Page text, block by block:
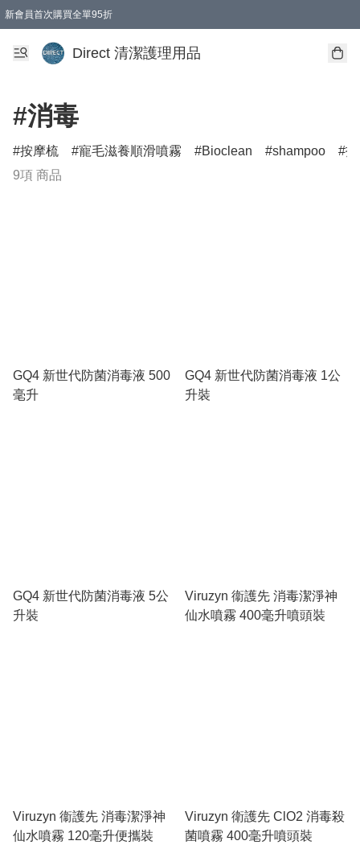
新會員首次購買全單95折
Direct 清潔護理用品
#消毒
按摩梳 寵毛滋養順滑噴霧 Bioclean shampoo
9項 商品
GQ4 新世代防菌消毒液 500
毫升
GQ4 新世代防菌消毒液 1公
升裝
GQ4 新世代防菌消毒液 5公
升裝
Viruzyn 衞護先 消毒潔淨神
仙水噴霧 400毫升噴頭裝
Viruzyn 衞護先 消毒潔淨神
仙水噴霧 120毫升便攜裝
Viruzyn 衛護先 ClO2 消毒殺
菌噴霧 400毫升噴頭裝